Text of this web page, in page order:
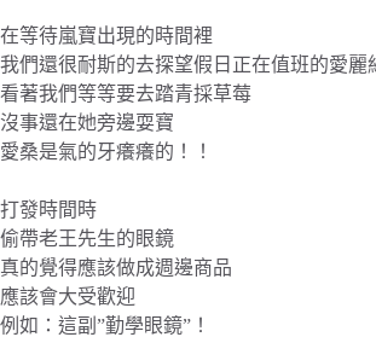
在等待嵐寶出現的時間裡
我們還很耐斯的去探望假日正在值班的愛麗
看著我們等等要去踏青採草莓
沒事還在她旁邊耍寶
愛桑是氣的牙癢癢的！！
打發時間時
偷帶老王先生的眼鏡
真的覺得應該做成週邊商品
應該會大受歡迎
例如：這副”勤學眼鏡”！